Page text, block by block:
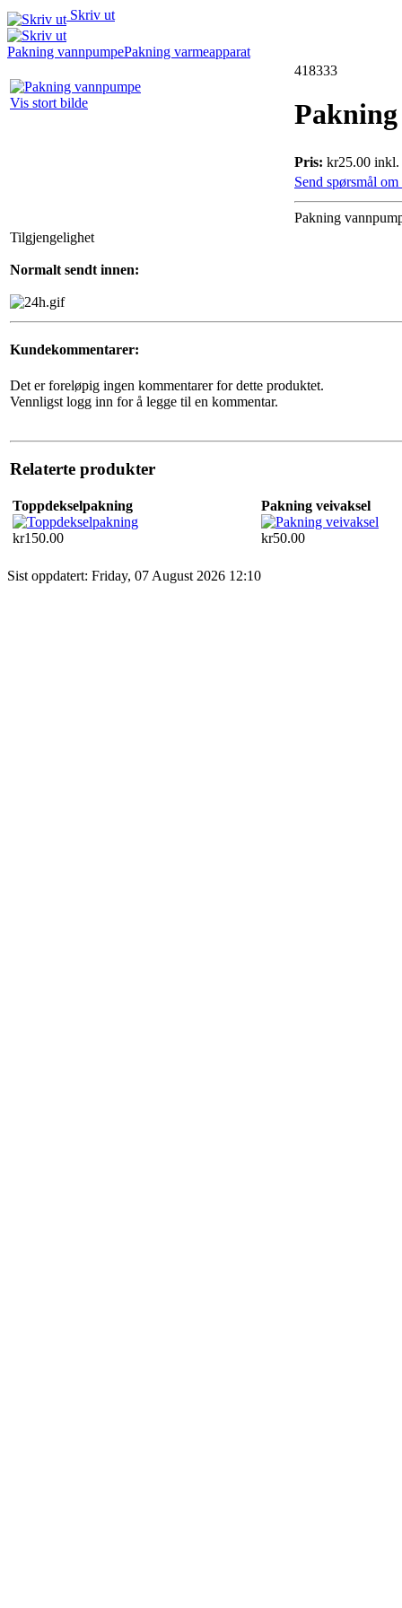
Skriv ut
Pakning vannpumpePakning varmeapparat
Vis stort bilde
418333
Pris: kr25.00 inkl.
Send spørsmål
Pakning
Tilgjengelighet
Normalt sendt innen:
Kundekommentarer:
Det er foreløpig ingen kommentarer for dette produktet.
Vennligst logg inn for å legge til en kommentar.
Relaterte produkter
Toppdekselpakning
kr150.00
Pakning veivaksel
kr50.00
Sist oppdatert: Friday, 07 August 2026 12:10